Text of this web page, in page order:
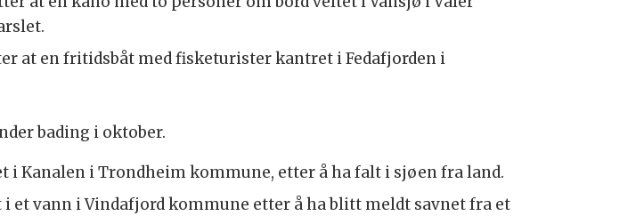
at en fritidsbåt med fisketurister kantret i Fedafjorden i
bading i oktober.
Kanalen i Trondheim kommune, etter å ha falt i sjøen fra land.
et vann i Vindafjord kommune etter å ha blitt meldt savnet fra et